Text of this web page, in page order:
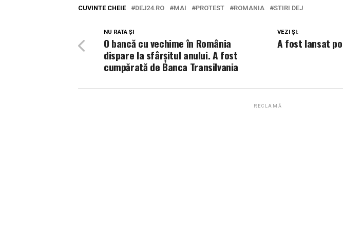
CUVINTE CHEIE DEJ24.RO MAI PROTEST ROMANIA STIRI DEJ
VEZI ȘI:
A fost lansat
NU RATA ȘI
O bancă cu vechime în România
dispare la sfârșitul anului. A fost
cumpărată de Banca Transilvania
RECLAMĂ